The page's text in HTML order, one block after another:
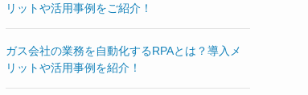
リットや活用事例をご紹介！
ガス会社の業務を自動化するRPAとは？導入メ
リットや活用事例を紹介！